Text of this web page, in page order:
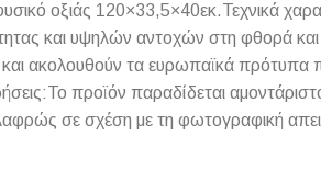
οξιάς 120×33,5×40εκ.Τεχνικά
και υψηλών αντοχών στη φθορά
και ακολουθούν τα ευρωπαϊκά
προϊόν παραδίδεται
σε σχέση με τη φωτογραφική